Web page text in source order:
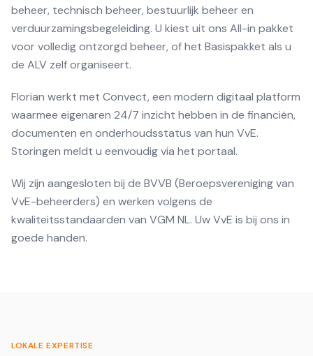
beheer, technisch beheer, bestuurlijk beheer en
verduurzamingsbegeleiding. U kiest uit ons All-in pakket
voor volledig ontzorgd beheer, of het Basispakket als u
de ALV zelf organiseert.
Florian werkt met Convect, een modern digitaal platform
waarmee eigenaren 24/7 inzicht hebben in de financiën,
documenten en onderhoudsstatus van hun VvE.
Storingen meldt u eenvoudig via het portaal.
Wij zijn aangesloten bij de BVVB (Beroepsvereniging van
VvE-beheerders) en werken volgens de
kwaliteitsstandaarden van VGM NL. Uw VvE is bij ons in
goede handen.
LOKALE EXPERTISE